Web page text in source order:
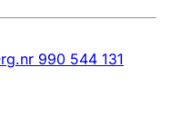
990 544 131